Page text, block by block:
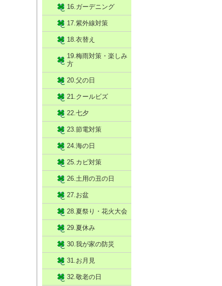
16.ガーデニング
17.紫外線対策
18.衣替え
19.梅雨対策・楽しみ
方
20.父の日
21.クールビズ
22.七夕
23.節電対策
24.海の日
25.カビ対策
26.土用の丑の日
27.お盆
28.夏祭り・花火大会
29.夏休み
30.我が家の防災
31.お月見
32.敬老の日